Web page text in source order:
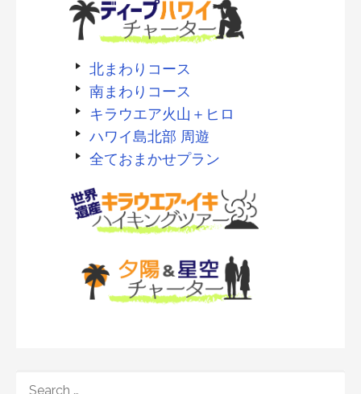
北まわりコース
南まわりコース
キラウエア火山＋ヒロ
ハワイ島北部 周遊
全ておまかせプラン